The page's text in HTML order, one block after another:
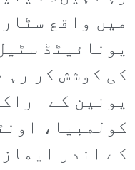
میں واقع
یونائیٹڈ
کی کوشش کر
یونین کے
کولمبیا،
کے اندر